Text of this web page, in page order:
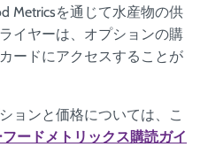
Metricsを通じて水産物の供
イヤーは、オプションの購
ードにアクセスすることが
ョンと価格については、こ
フードメトリックス購読ガイ